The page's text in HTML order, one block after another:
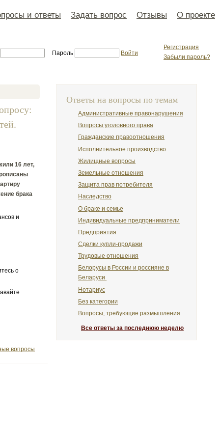
и ответы Задать вопрос Отзывы О проекте
Регистрация
Забыли пароль?
Пароль Войти
16 лет,
брака
и
о
вопросы
Ответы на вопросы по темам
Административные правонарушения
Вопросы уголовного права
Гражданские правоотношения
Исполнительное производство
Жилищные вопросы
Земельные отношения
Защита прав потребителя
Наследство
О браке и семье
Индивидуальные предприниматели
Предприятия
Сделки купли-продажи
Трудовые отношения
Белорусы в России и россияне в
Беларуси
Нотариус
Без категории
Вопросы, требующие размышления
Все ответы за последнюю неделю